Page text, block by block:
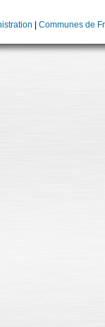
Communes de